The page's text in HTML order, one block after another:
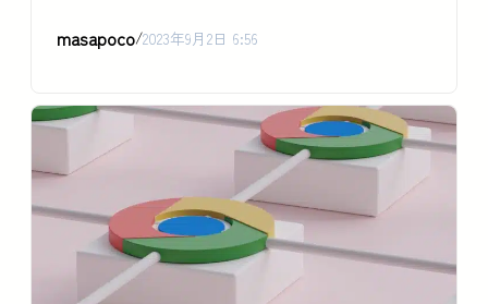
masapoco/2023年9月2日 6:56